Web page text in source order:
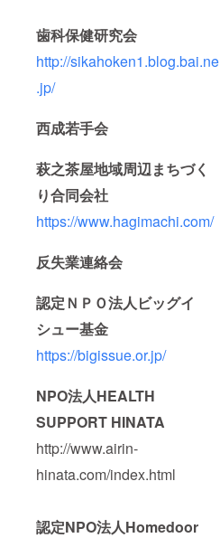
歯科保健研究会
http://sikahoken1.blog.bai.ne
.jp/
西成若手会
萩之茶屋地域周辺まちづく
り合同会社
https://www.hagimachi.com/
反失業連絡会
認定ＮＰＯ法人ビッグイ
シュー基金
https://bigissue.or.jp/
NPO法人HEALTH
SUPPORT HINATA
http://www.airin-
hinata.com/index.html
認定NPO法人Homedoor